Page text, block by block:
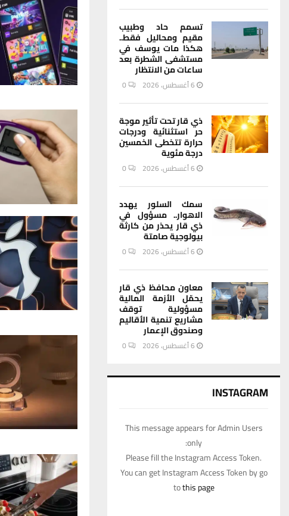
تسمم حاد وطبيب
مقيم ومحاليل فقط..
هكذا مات يوسف في
مستشفى الشطرة بعد
ساعات من الانتظار
6 أغسطس، 2026 0
ذي قار تحت تأثير موجة
حر استثنائية ودرجات
حرارة تتخطى الخمسين
درجة مئوية
6 أغسطس، 2026 0
سمك السلور يهدد
الاهوار.. مسؤول في
ذي قار يحذر من كارثة
بيولوجية صامتة
6 أغسطس، 2026 0
معاون محافظ ذي قار
يحمّل الأزمة المالية
مسؤولية توقف
مشاريع تنمية الأقاليم
وصندوق الإعمار
6 أغسطس، 2026 0
INSTAGRAM
This message appears for Admin Users
only:
Please fill the Instagram Access Token.
You can get Instagram Access Token by go
tothis page